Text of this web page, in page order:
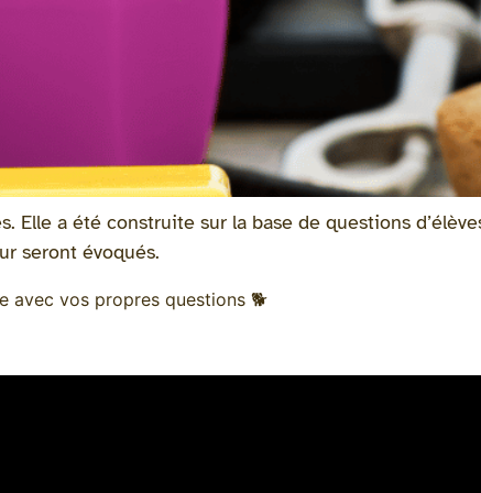
Elle a été construite sur la base de questions
seront évoqués.
avec vos propres questions 🐕